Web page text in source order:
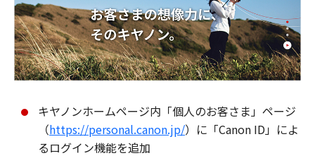
キヤノンホームページ内「個人のお客さま」ページ
（https://personal.canon.jp/）に「Canon ID」によ
るログイン機能を追加